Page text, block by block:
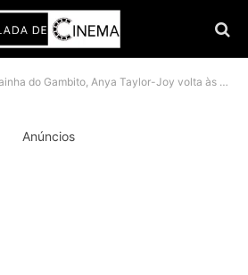
do Gambito, Anya Taylor-Joy volta às séries em Lucky
Anúncios